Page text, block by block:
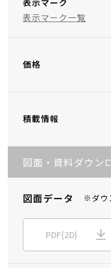
表示マーク一覧
価格
積載情報
図面・資料ダウン
図面データ ※ダウ
PDF(2D)